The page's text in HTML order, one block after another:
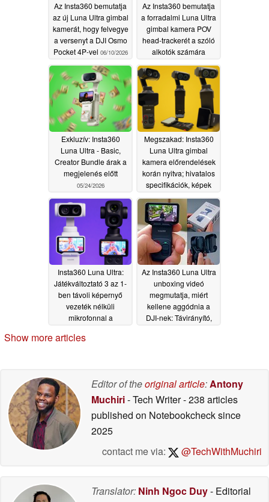
Az Insta360 bemutatja
az új Luna Ultra gimbal
kamerát, hogy felvegye
a versenyt a DJI Osmo
Pocket 4P-vel 06/10/2026
Az Insta360 bemutatja
a forradalmi Luna Ultra
gimbal kamera POV
head-trackerét a szóló
alkotók számára
06/04/2026
Exkluzív: Insta360
Luna Ultra - Basic,
Creator Bundle árak a
megjelenés előtt
05/24/2026
Megszakad: Insta360
Luna Ultra gimbal
kamera előrendelések
korán nyitva; hivatalos
specifikációk, képek
05/24/2026
Insta360 Luna Ultra:
Játékváltoztató 3 az 1-
ben távoli képernyő
vezeték nélküli
mikrofonnal a
feltárva
Az Insta360 Luna Ultra
unboxing videó
megmutatja, miért
kellene aggódnia a
DJI-nek: Távirányító,
Show more articles
Editor of theoriginal article:Antony
Muchiri- Tech Writer- 238 articles
published on Notebookchecksince
2025
contact me via:
@TechWithMuchiri
Translator: Ninh Ngoc Duy- Editorial